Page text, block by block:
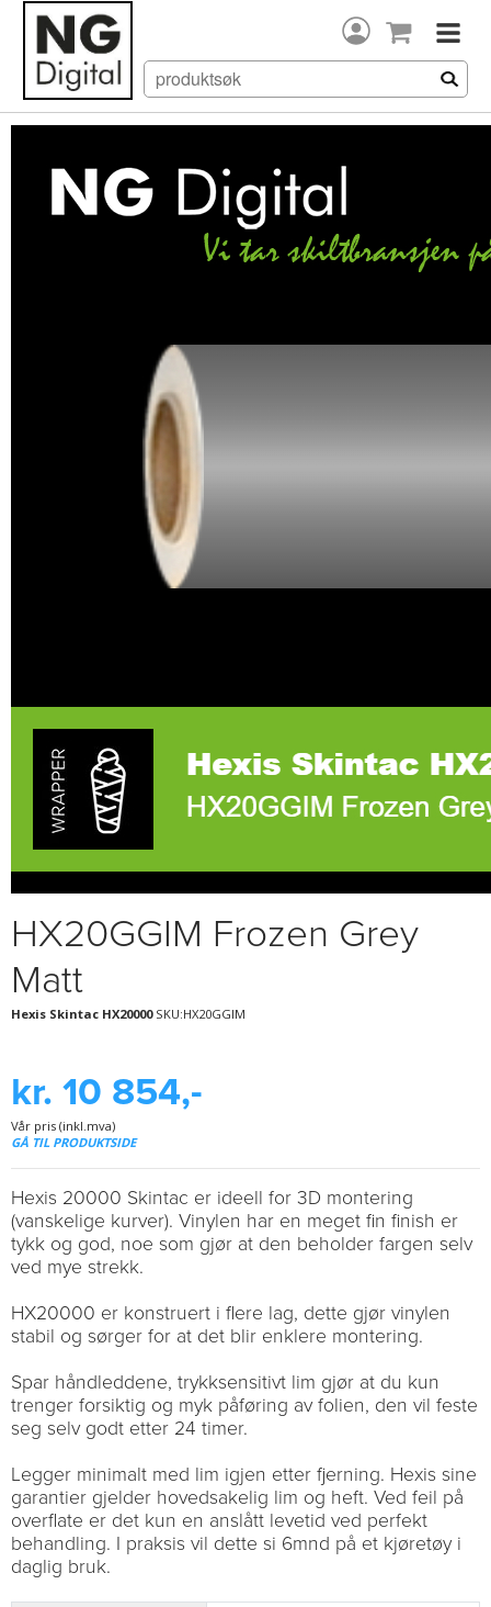
HX20GGIM Frozen Grey
Matt
Hexis Skintac HX20000SKU:HX20GGIM
kr. 10 854,-
Vår pris (inkl.mva)
GÅ TIL PRODUKTSIDE
Hexis 20000 Skintac er ideell for 3D montering
(vanskelige kurver). Vinylen har en meget fin finish er
tykk og god, noe som gjør at den beholder fargen selv
ved mye strekk.
HX20000 er konstruert i flere lag, dette gjør vinylen
stabil og sørger for at det blir enklere montering.
Spar håndleddene, trykksensitivt lim gjør at du kun
trenger forsiktig og myk påføring av folien, den vil feste
seg selv godt etter 24 timer.
Legger minimalt med lim igjen etter fjerning. Hexis sine
garantier gjelder hovedsakelig lim og heft. Ved feil på
overflate er det kun en anslått levetid ved perfekt
behandling. I praksis vil dette si 6mnd på et kjøretøy i
daglig bruk.